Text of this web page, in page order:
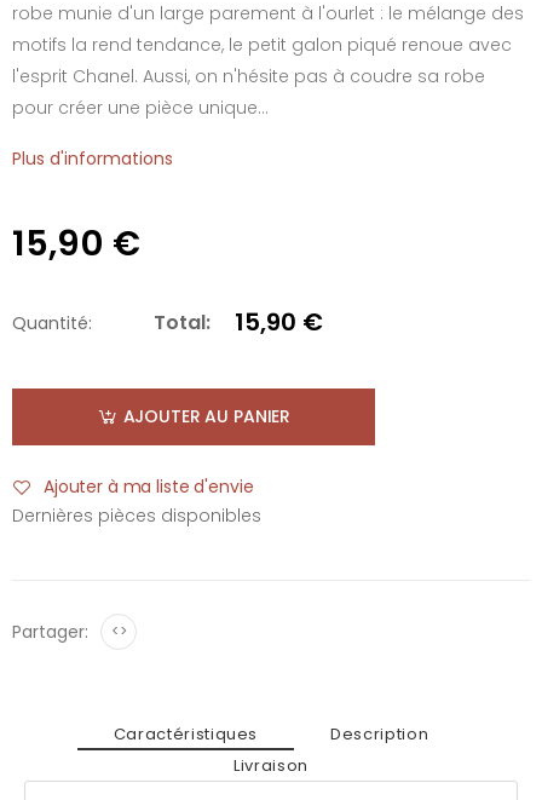
robe munie d'un large parement à l'ourlet : le mélange des
motifs la rend tendance, le petit galon piqué renoue avec
l'esprit Chanel. Aussi, on n'hésite pas à coudre sa robe
pour créer une pièce unique...
Plus d'informations
15,90 €
Quantité: Total: 15,90 €
AJOUTER AU PANIER
Ajouter à ma liste d'envie
Dernières pièces disponibles
Partager: <>
Caractéristiques
Description
Livraison